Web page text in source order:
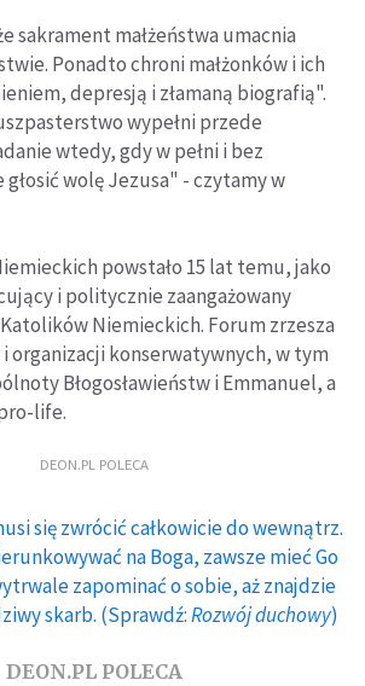
sakrament małżeństwa umacnia
Ponadto chroni małżonków i ich
depresją i złamaną biografią".
wypełni przede
wtedy, gdy w pełni i bez
głosić wolę Jezusa" - czytamy w
powstało 15 lat temu, jako
i politycznie zaangażowany
Niemieckich. Forum zrzesza
organizacji konserwatywnych, w tym
Błogosławieństw i Emmanuel, a
life.
DEON.PL POLECA
się zwrócić całkowicie do wewnątrz.
na Boga, zawsze mieć Go
zapominać o sobie, aż znajdzie
skarb. (Sprawdź:Rozwój duchowy)
DEON.PL POLECA